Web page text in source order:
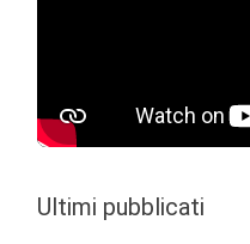
Ultimi pubblicati